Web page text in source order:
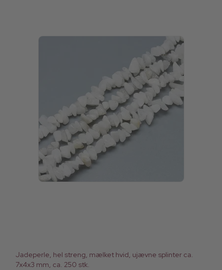
Jadeperle, hel streng, mælket hvid, ujævne splinter ca.
7x4x3 mm, ca. 250 stk.